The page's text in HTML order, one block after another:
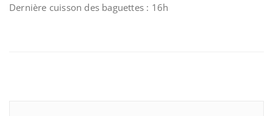
Dernière cuisson des baguettes : 16h